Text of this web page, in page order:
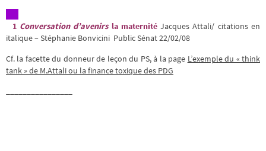
1 Conversation d’avenirs la maternité Jacques Attali/ citations en
italique – Stéphanie Bonvicini Public Sénat 22/02/08
Cf. la facette du donneur de leçon du PS, à la page L’exemple du « think
tank » de M.Attali ou la finance toxique des PDG